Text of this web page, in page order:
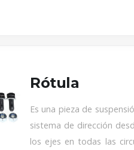
Rótula
Es una pieza de
sistema de dirección
los ejes en todas las